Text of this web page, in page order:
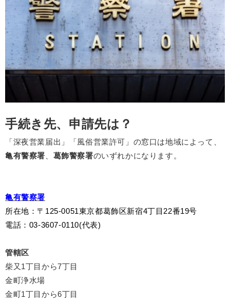
手続き先、申請先は？
「深夜営業届出」「風俗営業許可」の窓口は地域によって、
亀有警察署
葛飾警察署のいずれかになります。
亀有警察署
所在地 ：〒125-0051東京都葛飾区新宿4丁目22番19号
電話：03-3607-0110(代表)
管轄区
柴又1丁目から7丁目
金町浄水場
金町1丁目から6丁目